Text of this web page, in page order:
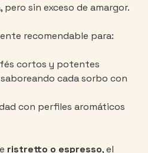
sin exceso de amargor.
recomendable para:
cortos y potentes
cada sorbo con
con perfiles aromáticos
ristretto o espresso, el